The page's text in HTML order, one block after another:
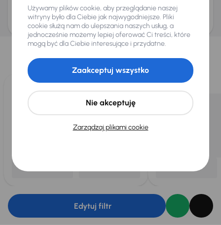
ani zagwarantowaną dostępnością pojazdu. AURES Holdings a.s., z siedzibą
Dopraváků 874/15, Čimice, 184 00 Praga 8, będzie przechowywać i przetwarzać
Twoje dane osobowe zgodnie z zasadami ochrony i przetwarzaniadanych
osobowych
Wybraliśmy dla Ciebie
Wybieramy dla Ciebienajlepsze pojazdyz naszej oferty. Kupimy
dla Ciebiedo 400 pojazdówkażdego dnia.
Edytuj filtr
Używamy plików cookie, aby przeglądanie naszej
witryny było dla Ciebie jak najwygodniejsze. Pliki
cookie służą nam do ulepszania naszych usług, a
jednocześnie możemy lepiej oferować Ci treści, które
mogą być dla Ciebie interesujące i przydatne.
Zarządzaj plikami cookie
Nie akceptuję
Zaakceptuj wszystko